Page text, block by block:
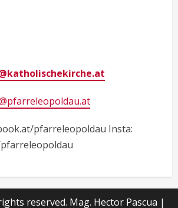
pfarreleopoldau Insta:
reserved. Mag. Hector Pascua |